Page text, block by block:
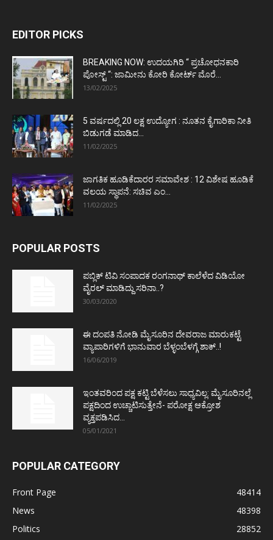
EDITOR PICKS
BREAKING NOW: ಉದಯಗಿರಿ “ ಪ್ರಚೋಧನಕಾರಿ
ಪೋಸ್ಟ್‌ “: ಜಾಮೀನು ಕೋರಿ ಕೋರ್ಟ್‌ ಮೊರೆ...
13/02/2025
5 ವರ್ಷದಲ್ಲಿ 20 ಲಕ್ಷ ಉದ್ಯೋಗ : ನೂತನ ಕೈಗಾರಿಕಾ ನೀತಿ
ಬಿಡುಗಡೆ ಮಾಡಿದ...
11/02/2025
ಜಾಗತಿಕ ಹೂಡಿಕೆದಾರರ ಸಮಾವೇಶ : 12 ವಿಶೇಷ ಹೂಡಿಕೆ
ವಲಯ ಸ್ಥಾಪನೆ: ಸಚಿವ ಎಂ...
11/02/2025
POPULAR POSTS
ಪಬ್ಲಿಕ್ ಟಿವಿ ಸಂಪಾದಕ ರಂಗನಾಥ್ ಕಾಲೆಳೆದ ವಿಡಿಯೋ
ವೈರಲ್ ಮಾಡಿದ್ದು ಸರಿನಾ..?
30/03/2020
ಈ ದಂಪತಿ ನೋಡಿ ಮೈಸೂರಿನ ದೇವರಾಜ ಮಾರುಕಟ್ಟೆ
ವ್ಯಾಪಾರಿಗಳಿಗೆ ಭಾನುವಾರ ಬೆಳ್ಳಂಬೆಳಗ್ಗೆ ಶಾಕ್..!
16/06/2019
ಇಂತವರಿಂದ ಪಕ್ಷ ಕಟ್ಟಿ ಬೆಳೆಸಲು ಸಾಧ್ಯವಿಲ್ಲ: ಮೈಸೂರಿನಲ್ಲೆ
ಪಕ್ಷದಿಂದ ಉಚ್ಚಾಟಿಸುತ್ತೇನೆ- ಪರೋಕ್ಷ ಆಕ್ರೋಶ
ವ್ಯಕ್ತಪಡಿಸಿದ...
05/01/2021
POPULAR CATEGORY
Front Page
48414
News
48398
Politics
28852